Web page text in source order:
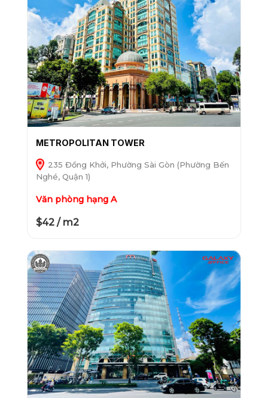
METROPOLITAN TOWER
235 Đồng Khởi, Phường Sài Gòn (Phường Bến
Nghé, Quận 1)
Văn phòng hạng A
$42 / m2